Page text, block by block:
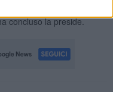
concluso la preside.